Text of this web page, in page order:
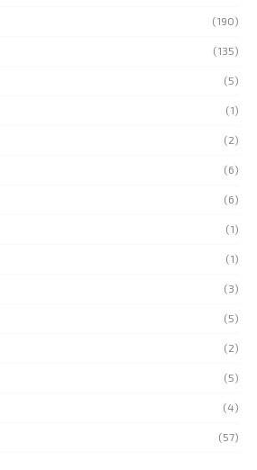
(190)
(135)
(5)
(1)
(2)
(6)
(6)
(1)
(1)
(3)
(5)
(2)
(5)
(4)
(57)